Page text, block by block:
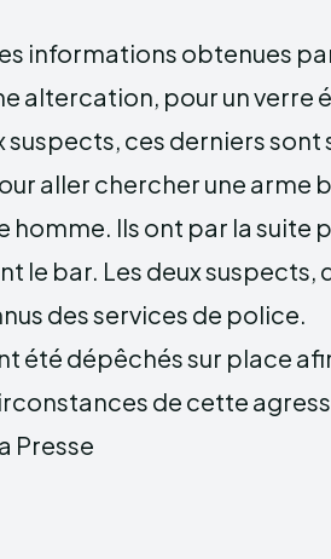
informations obtenues
altercation, pour un verre
suspects, ces derniers sont
aller chercher une arme
homme. Ils ont par la suite
le bar. Les deux suspects,
des services de police.
été dépêchés sur place
de cette
Presse